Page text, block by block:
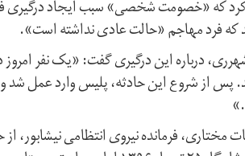
که «خصومت شخصی» سبب ایجاد درگیری
که فرد مهاجم «حالت عادی نداشته است».
درباره این درگیری گفت: «یک نفر
از شروع این حادثه، پلیس وارد عمل شد و
مختاری، فرمانده نیروی انتظامی نیشابور،